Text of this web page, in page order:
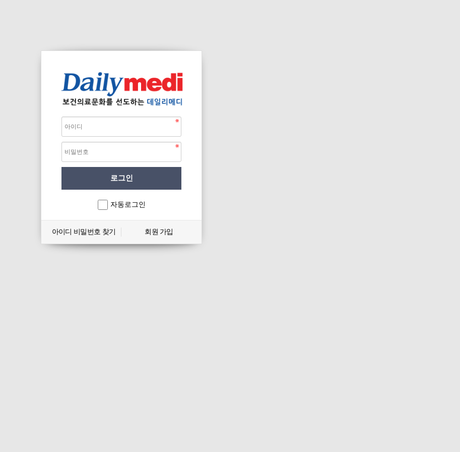
자동로그인
아이디 비밀번호 찾기 회원 가입